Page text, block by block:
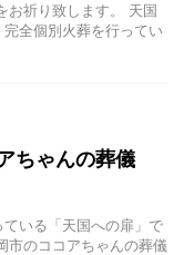
お祈り致します。 天国
全個別火葬を行ってい
ちゃんの葬儀
いる「天国への扉」で
市のココアちゃんの葬儀